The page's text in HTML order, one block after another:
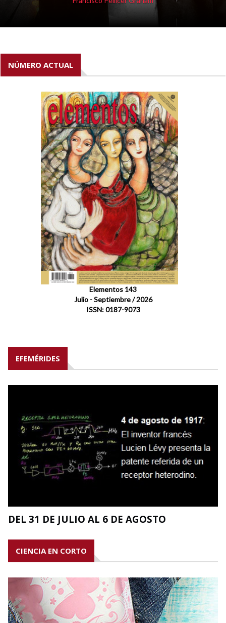
NÚMERO ACTUAL
Elementos 143
Julio - Septiembre / 2026
ISSN: 0187-9073
EFEMÉRIDES
DEL 31 DE JULIO AL 6 DE AGOSTO
CIENCIA EN CORTO